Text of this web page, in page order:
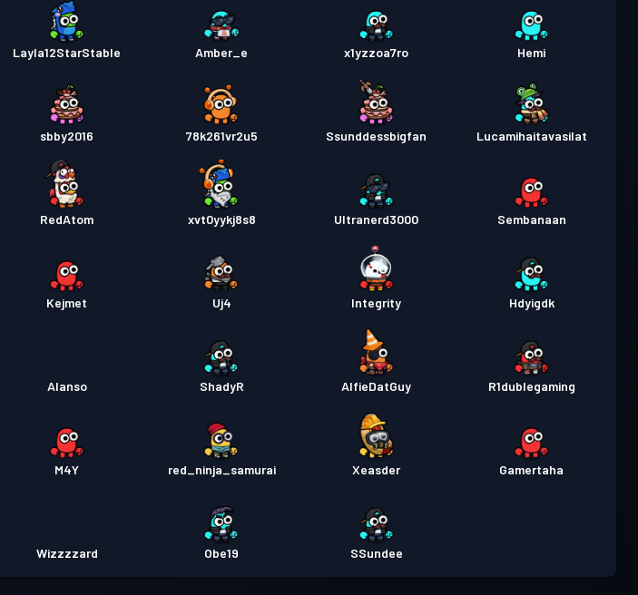
Layla12StarStable Amber_e x1yzzoa7ro Hemi
sbby2016 78k261vr2u5 Ssunddessbigfan Lucamihaitavasilat
RedAtom xvt0yykj8s8 Ultranerd3000 Sembanaan
Kejmet Uj4 Integrity Hdyigdk
Alanso ShadyR AlfieDatGuy R1dublegaming
M4Y red_ninja_samurai Xeasder Gamertaha
Wizzzzard Obe19 SSundee